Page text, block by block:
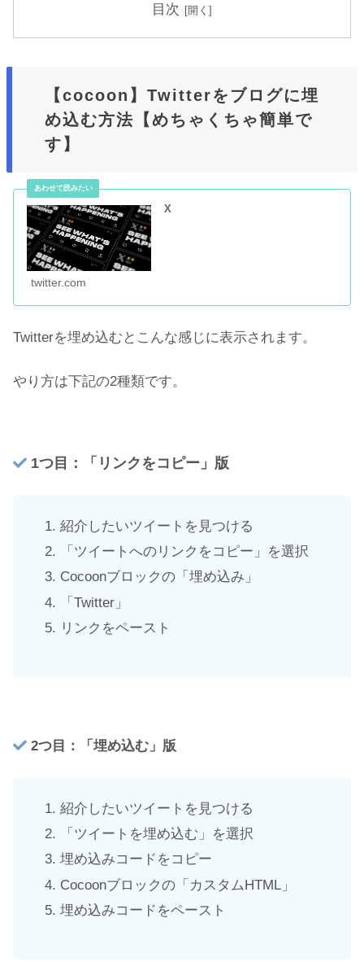
目次
【cocoon】Twitterをブログに埋
め込む方法【めちゃくちゃ簡単で
す】
X
twitter.com
Twitterを埋め込むとこんな感じに表示されます。
やり方は下記の2種類です。
1つ目：「リンクをコピー」版
紹介したいツイートを見つける
「ツイートへのリンクをコピー」を選択
Cocoonブロックの「埋め込み」
「Twitter」
リンクをペースト
2つ目：「埋め込む」版
紹介したいツイートを見つける
「ツイートを埋め込む」を選択
埋め込みコードをコピー
Cocoonブロックの「カスタムHTML」
埋め込みコードをペースト